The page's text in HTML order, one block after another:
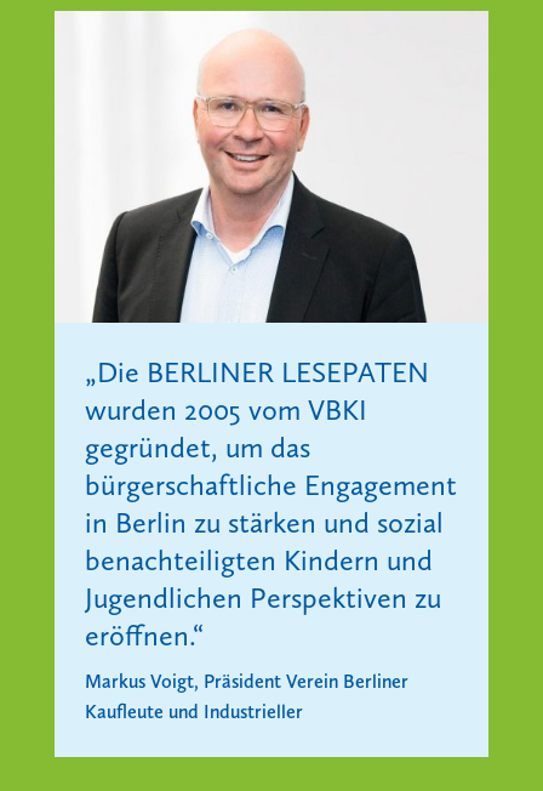
„Die BERLINER LESEPATEN
wurden 2005 vom VBKI
gegründet, um das
bürgerschaftliche Engagement
in Berlin zu stärken und sozial
benachteiligten Kindern und
Jugendlichen Perspektiven zu
eröffnen.“
Markus Voigt, Präsident Verein Berliner
Kaufleute und Industrieller